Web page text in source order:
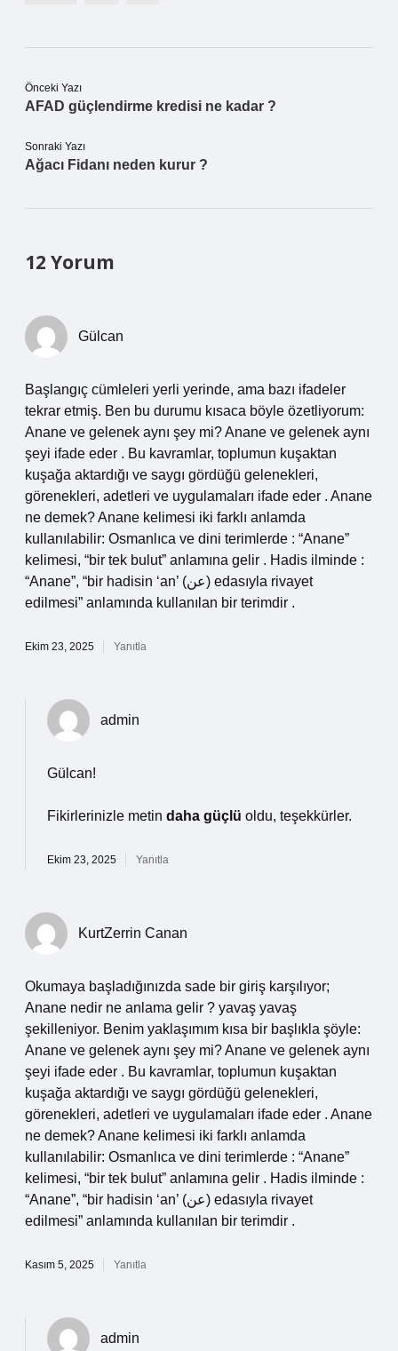
Önceki Yazı
AFAD güçlendirme kredisi ne kadar ?
Sonraki Yazı
Ağacı Fidanı neden kurur ?
12 Yorum
Gülcan
Başlangıç cümleleri yerli yerinde, ama bazı ifadeler
tekrar etmiş. Ben bu durumu kısaca böyle özetliyorum:
Anane ve gelenek aynı şey mi? Anane ve gelenek aynı
şeyi ifade eder . Bu kavramlar, toplumun kuşaktan
kuşağa aktardığı ve saygı gördüğü gelenekleri,
görenekleri, adetleri ve uygulamaları ifade eder . Anane
ne demek? Anane kelimesi iki farklı anlamda
kullanılabilir: Osmanlıca ve dini terimlerde : “Anane”
kelimesi, “bir tek bulut” anlamına gelir . Hadis ilminde :
“Anane”, “bir hadisin ‘an’ (عن) edasıyla rivayet
edilmesi” anlamında kullanılan bir terimdir .
Ekim 23, 2025 Yanıtla
admin
Gülcan!
Fikirlerinizle metin daha güçlü oldu, teşekkürler.
Ekim 23, 2025 Yanıtla
KurtZerrin Canan
Okumaya başladığınızda sade bir giriş karşılıyor;
Anane nedir ne anlama gelir ? yavaş yavaş
şekilleniyor. Benim yaklaşımım kısa bir başlıkla şöyle:
Anane ve gelenek aynı şey mi? Anane ve gelenek aynı
şeyi ifade eder . Bu kavramlar, toplumun kuşaktan
kuşağa aktardığı ve saygı gördüğü gelenekleri,
görenekleri, adetleri ve uygulamaları ifade eder . Anane
ne demek? Anane kelimesi iki farklı anlamda
kullanılabilir: Osmanlıca ve dini terimlerde : “Anane”
kelimesi, “bir tek bulut” anlamına gelir . Hadis ilminde :
“Anane”, “bir hadisin ‘an’ (عن) edasıyla rivayet
edilmesi” anlamında kullanılan bir terimdir .
Kasım 5, 2025 Yanıtla
admin